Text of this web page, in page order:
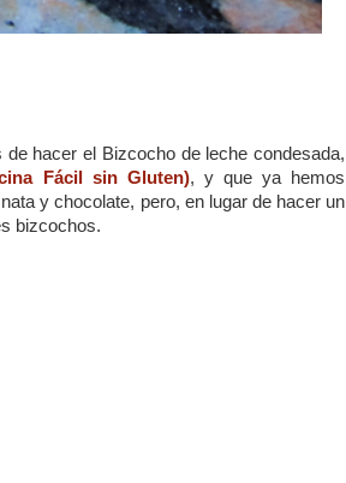
hacer el Bizcocho de leche condesada,
Fácil sin Gluten), y que ya hemos
y chocolate, pero, en lugar de hacer un
bizcochos.